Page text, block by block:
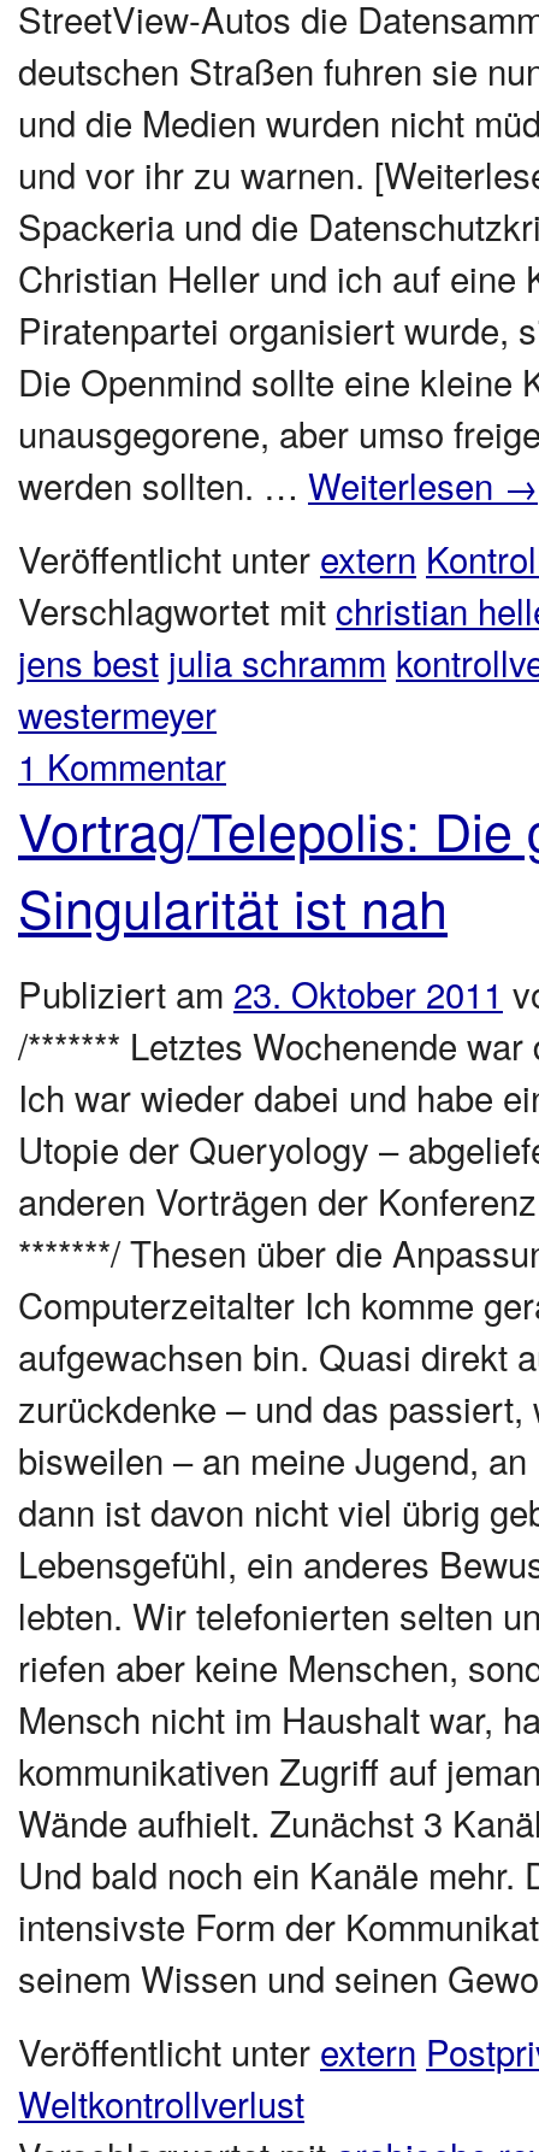
StreetView-Autos die
deutschen Straßen fuhren sie
und die Medien wurden nicht
und vor ihr zu warnen.
Spackeria und die
Christian Heller und ich auf eine
Piratenpartei organisiert wurde,
Die Openmind sollte eine kleine
unausgegorene, aber umso
werden sollten. … Weiterlesen →
Veröffentlicht unter extern
Verschlagwortet mit christian
jens best julia schramm
westermeyer
1 Kommentar
Vortrag/Telepolis:
Singularität ist nah
Publiziert am 23. Oktober 2011
/******* Letztes Wochenende
Ich war wieder dabei und habe
Utopie der Queryology –
anderen Vorträgen der
*******/ Thesen über die
Computerzeitalter Ich komme
aufgewachsen bin. Quasi direkt
zurückdenke – und das
bisweilen – an meine Jugend,
dann ist davon nicht viel übrig
Lebensgefühl, ein anderes
lebten. Wir telefonierten selten
riefen aber keine Menschen,
Mensch nicht im Haushalt war,
kommunikativen Zugriff auf
Wände aufhielt. Zunächst 3
Und bald noch ein Kanäle
intensivste Form der
seinem Wissen und seinen
Veröffentlicht unter extern
Weltkontrollverlust